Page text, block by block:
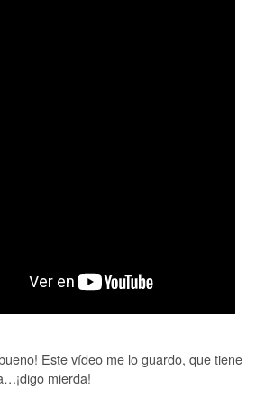
Este vídeo me lo guardo, que tiene
mierda!